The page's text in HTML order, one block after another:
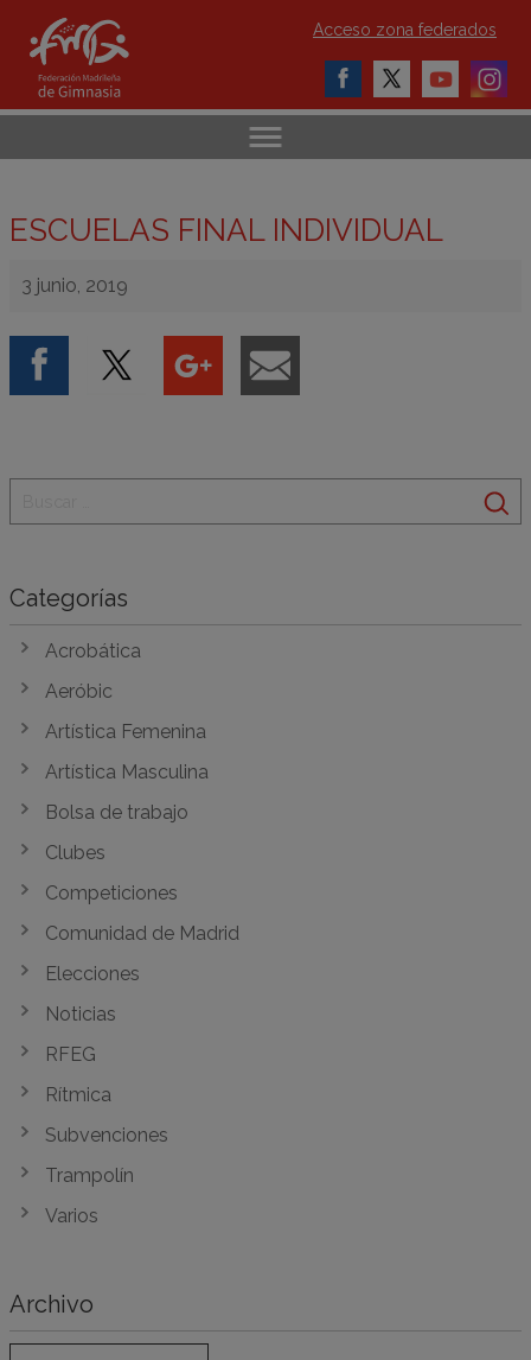
Acceso zona federados
ESCUELAS FINAL INDIVIDUAL
3 junio, 2019
Categorías
Acrobática
Aeróbic
Artística Femenina
Artística Masculina
Bolsa de trabajo
Clubes
Competiciones
Comunidad de Madrid
Elecciones
Noticias
RFEG
Rítmica
Subvenciones
Trampolín
Varios
Archivo